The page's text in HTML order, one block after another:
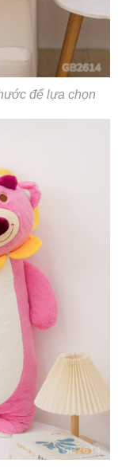
để lựa chọn